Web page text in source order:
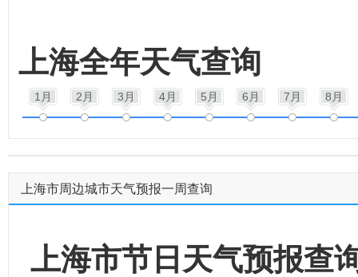
上海全年天气查询
1月 2月 3月 4月 5月 6月 7月 8月
上海市周边城市天气预报一周查询
上海市节日天气预报查